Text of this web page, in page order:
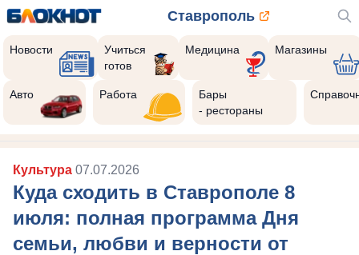
Ставрополь
Новости
Учиться
готов
Медицина Магазины
Авто Работа
Бары
- рестораны
Культура 07.07.2026
Куда сходить в Ставрополе 8
июля: полная программа Дня
семьи, любви и верности от